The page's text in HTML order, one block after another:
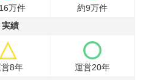
万件
約9万件
実績
8年
運営20年